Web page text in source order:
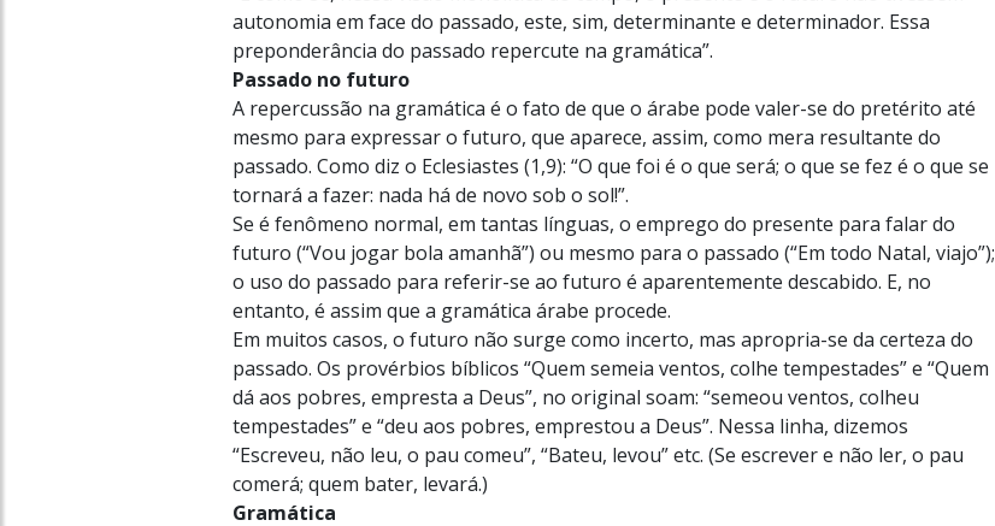
autonomia em face do passado, este, sim, determinante e determinador. Essa
preponderância do passado repercute na gramática”.
Passado no futuro
A repercussão na gramática é o fato de que o árabe pode valer-se do pretérito até
mesmo para expressar o futuro, que aparece, assim, como mera resultante do
passado. Como diz o Eclesiastes (1,9): “O que foi é o que será; o que se fez é o que se
tornará a fazer: nada há de novo sob o sol!”.
Se é fenômeno normal, em tantas línguas, o emprego do presente para falar do
futuro (“Vou jogar bola amanhã”) ou mesmo para o passado (“Em todo Natal, viajo”);
o uso do passado para referir-se ao futuro é aparentemente descabido. E, no
entanto, é assim que a gramática árabe procede.
Em muitos casos, o futuro não surge como incerto, mas apropria-se da certeza do
passado. Os provérbios bíblicos “Quem semeia ventos, colhe tempestades” e “Quem
dá aos pobres, empresta a Deus”, no original soam: “semeou ventos, colheu
tempestades” e “deu aos pobres, emprestou a Deus”. Nessa linha, dizemos
“Escreveu, não leu, o pau comeu”, “Bateu, levou” etc. (Se escrever e não ler, o pau
comerá; quem bater, levará.)
Gramática